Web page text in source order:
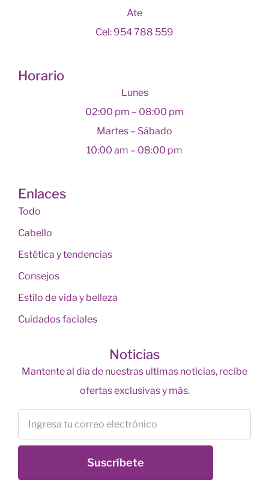
Ate
Cel: 954 788 559
Horario
Lunes
02:00 pm – 08:00 pm
Martes – Sábado
10:00 am – 08:00 pm
Enlaces
Todo
Cabello
Estética y tendencias
Consejos
Estilo de vida y belleza
Cuidados faciales
Noticias
Mantente al dia de nuestras ultimas noticias, recibe
ofertas exclusivas y más.
Suscríbete